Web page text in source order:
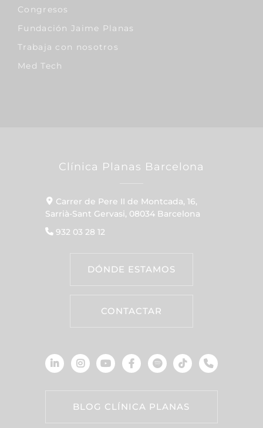
Congresos
Fundación Jaime Planas
Trabaja con nosotros
Med Tech
Clínica Planas Barcelona
Carrer de Pere II de Montcada, 16,
Sarrià-Sant Gervasi, 08034 Barcelona
932 03 28 12
DÓNDE ESTAMOS
CONTACTAR
BLOG CLÍNICA PLANAS